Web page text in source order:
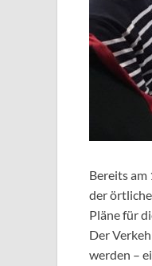
Bereits
der
Pläne für
Der
werden –